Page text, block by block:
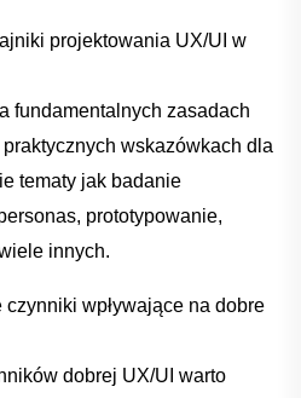
‌projektowania​ UX/UI w
fundamentalnych zasadach
‌wskazówkach dla
tematy jak badanie
prototypowanie,‌
innych.
wpływające na dobre
dobrej UX/UI warto